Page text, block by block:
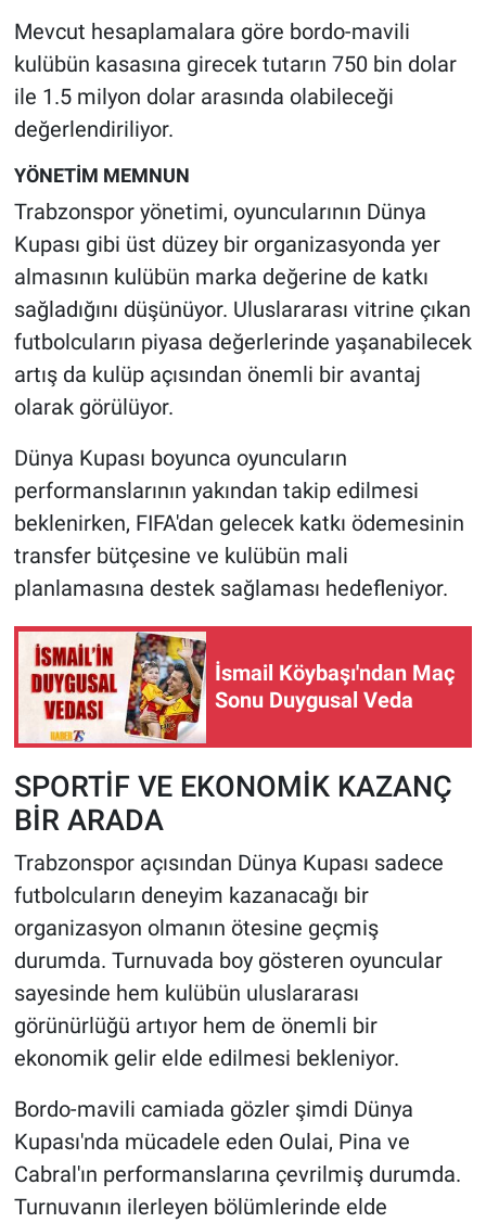
Mevcut hesaplamalara göre bordo-mavili
kulübün kasasına girecek tutarın 750 bin dolar
ile 1.5 milyon dolar arasında olabileceği
değerlendiriliyor.
YÖNETİM MEMNUN
Trabzonspor yönetimi, oyuncularının Dünya
Kupası gibi üst düzey bir organizasyonda yer
almasının kulübün marka değerine de katkı
sağladığını düşünüyor. Uluslararası vitrine çıkan
futbolcuların piyasa değerlerinde yaşanabilecek
artış da kulüp açısından önemli bir avantaj
olarak görülüyor.
Dünya Kupası boyunca oyuncuların
performanslarının yakından takip edilmesi
beklenirken, FIFA'dan gelecek katkı ödemesinin
transfer bütçesine ve kulübün mali
planlamasına destek sağlaması hedefleniyor.
İsmail Köybaşı'ndan Maç
Sonu Duygusal Veda
SPORTİF VE EKONOMİK KAZANÇ
BİR ARADA
Trabzonspor açısından Dünya Kupası sadece
futbolcuların deneyim kazanacağı bir
organizasyon olmanın ötesine geçmiş
durumda. Turnuvada boy gösteren oyuncular
sayesinde hem kulübün uluslararası
görünürlüğü artıyor hem de önemli bir
ekonomik gelir elde edilmesi bekleniyor.
Bordo-mavili camiada gözler şimdi Dünya
Kupası'nda mücadele eden Oulai, Pina ve
Cabral'ın performanslarına çevrilmiş durumda.
Turnuvanın ilerleyen bölümlerinde elde